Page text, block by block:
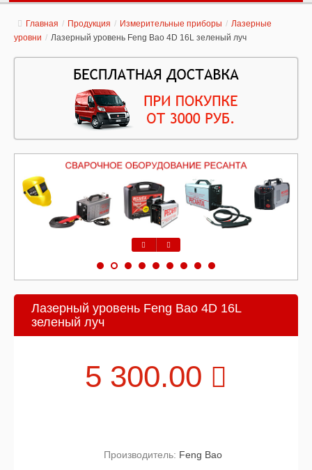
Главная / Продукция / Измерительные приборы / Лазерные
уровни / Лазерный уровень Feng Bao 4D 16L зеленый луч
Лазерный уровень Feng Bao 4D 16L
зеленый луч
5 300.00
Производитель: Feng Bao